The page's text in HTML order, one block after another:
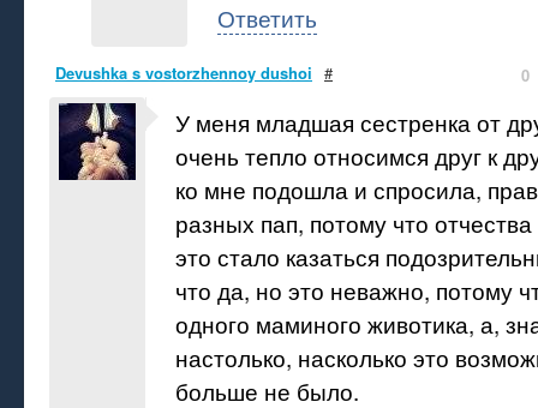
Ответить
Devushka s vostorzhennoy dushoi # 0
У меня младшая сестренка от
очень тепло относимся друг к
ко мне подошла и спросила,
разных пап, потому что
это стало казаться
что да, но это неважно, потому
одного маминого животика, а,
настолько, насколько это
больше не было.